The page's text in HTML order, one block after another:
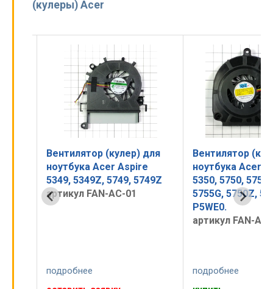
(кулеры) Acer
Вентилятор (кулер) для
ноутбука Acer Aspire
5349, 5349Z, 5749, 5749Z
артикул FAN-AC-01
подробнее
Вентилятор
ноутбука Acer
5350, 5750, 5755,
5755G, 5750Z,
P5WE0.
артикул FAN-
подробнее